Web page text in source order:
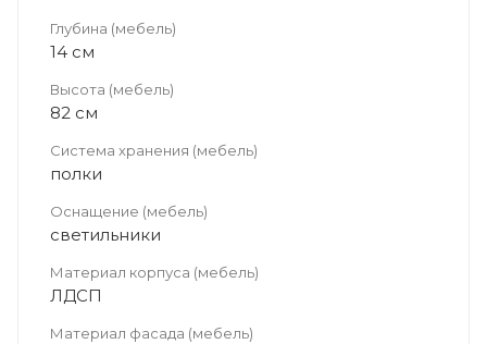
Глубина (мебель)
14 см
Высота (мебель)
82 см
Система хранения (мебель)
полки
Оснащение (мебель)
светильники
Материал корпуса (мебель)
ЛДСП
Материал фасада (мебель)